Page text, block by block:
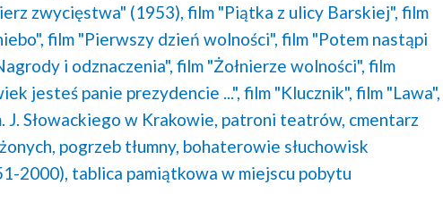
zwycięstwa" (1953), film "Piątka z ulicy Barskiej", film
film "Pierwszy dzień wolności", film "Potem nastąpi
i odznaczenia", film "Żołnierze wolności", film
jesteś panie prezydencie ...", film "Klucznik", film "Lawa",
J. Słowackiego w Krakowie, patroni teatrów, cmentarz
pogrzeb tłumny, bohaterowie słuchowisk
2000), tablica pamiątkowa w miejscu pobytu